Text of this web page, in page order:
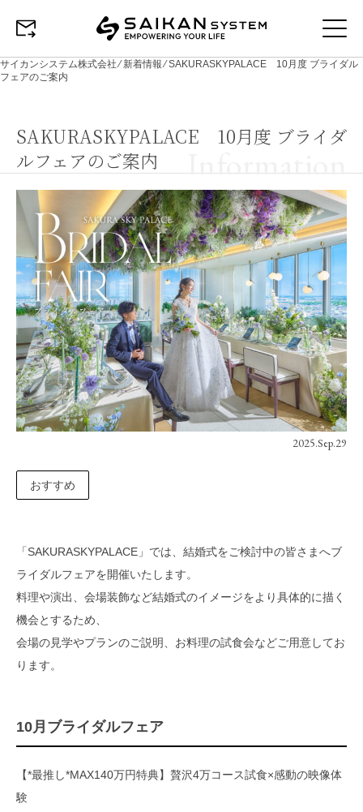
サイカンシステム株式会社⁄新着情報⁄SAKURASKYPALACE 10月度 ブライダル
フェアのご案内
SAKURASKYPALACE 10月度 ブライダ
ルフェアのご案内
Information
2025.Sep.29
おすすめ
「SAKURASKYPALACE」では、結婚式をご検討中の皆さまへブ
ライダルフェアを開催いたします。
料理や演出、会場装飾など結婚式のイメージをより具体的に描く
機会とするため、
会場の見学やプランのご説明、お料理の試食会などご用意してお
ります。
10月ブライダルフェア
【*最推し*MAX140万円特典】贅沢4万コース試食×感動の映像体
験